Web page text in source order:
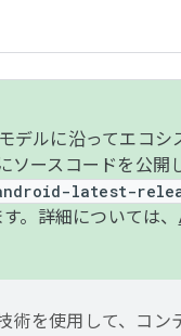
デルに沿ってエコ
ソースコードを公開
latest-
。詳細については、
術を使用して、コン